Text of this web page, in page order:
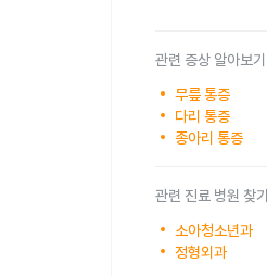
관련 증상 알아보기
무릎 통증
다리 통증
종아리 통증
관련 진료 병원 찾
소아청소년과
정형외과